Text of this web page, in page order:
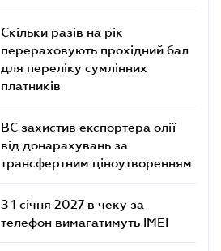
Скільки разів на рік
перераховують прохідний бал
для переліку сумлінних
платників
ВС захистив експортера олії
від донарахувань за
трансфертним ціноутворенням
З 1 січня 2027 в чеку за
телефон вимагатимуть IMEI